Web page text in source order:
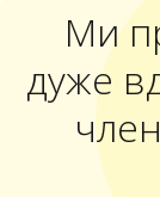
Ми
дуже